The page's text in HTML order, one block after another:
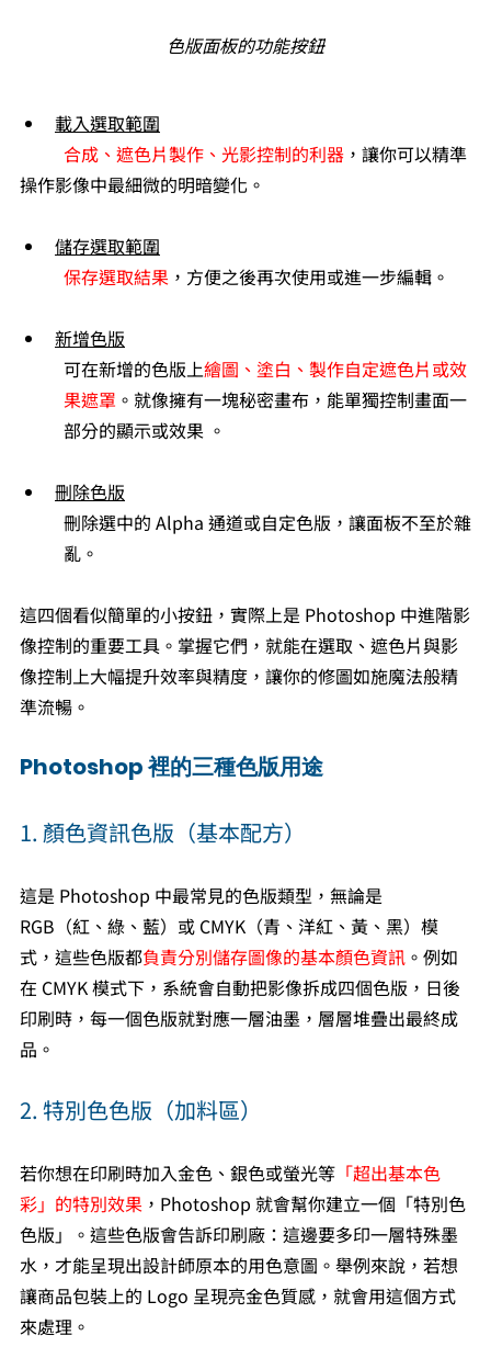
色版面板的功能按鈕
載入選取範圍
	合成、遮色片製作、光影控制的利器
，讓你可以精準
操作影像中最細微的明暗變化。
儲存選取範圍
	保存選取結果
，方便之後再次使用或進一步編輯。
新增色版
可在新增的色版上繪圖、塗白、製作自定遮色片或效
果遮罩 。就像擁有一塊秘密畫布，能單獨控制畫面一
部分的顯示或效果 。
刪除色版
刪除選中的 Alpha 通道或自定色版，讓面板不至於雜
亂。
這四個看似簡單的小按鈕，實際上是 Photoshop 中進階影
像控制的重要工具。掌握它們，就能在選取、遮色片與影
像控制上大幅提升效率與精度，讓你的修圖如施魔法般精
準流暢。
Photoshop 裡的三種色版用途
1. 顏色資訊色版（基本配方）
這是 Photoshop 中最常見的色版類型，無論是
RGB（紅、綠、藍）或 CMYK（青、洋紅、黃、黑）模
式，這些色版都負責分別儲存圖像的基本顏色資訊 。例如
在 CMYK 模式下，系統會自動把影像拆成四個色版，日後
印刷時，每一個色版就對應一層油墨，層層堆疊出最終成
品。
2. 特別色色版（加料區）
若你想在印刷時加入金色、銀色或螢光等 「超出基本色
彩」的特別效果 ，Photoshop 就會幫你建立一個「特別色
色版」。這些色版會告訴印刷廠：這邊要多印一層特殊墨
水，才能呈現出設計師原本的用色意圖。舉例來說，若想
讓商品包裝上的 Logo 呈現亮金色質感，就會用這個方式
來處理。